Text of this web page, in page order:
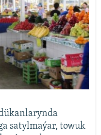
satylmaýar, towuk